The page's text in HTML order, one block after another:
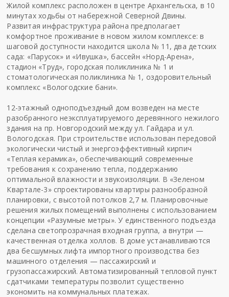
Жилой комплекс расположен в центре Архангельска, в 10
минутах ходьбы от набережной Северной Двины.
Развитая инфраструктура района предполагает
комфортное проживание в новом жилом комплексе: в
шаговой доступности находится школа № 11, два детских
сада: «Парусок» и «Ивушка», бассейн «Норд-Арена»,
стадион «Труд», городская поликлиника № 1 и
стоматологическая поликлиника № 1, оздоровительный
комплекс «Вологодские бани».
12-этажный одноподъездный дом возведен на месте
разобранного неэксплуатируемого деревянного нежилого
здания на пр. Новгородский между ул. Гайдара и ул.
Вологодская. При строительстве использован передовой
экологически чистый и энергоэффективный кирпич
«Теплая керамика», обеспечивающий современные
требования к сохранению тепла, поддержанию
оптимальной влажности и звукоизоляции. В «Зеленом
Квартале-3» спроектированы квартиры разнообразной
планировки, с высотой потолков 2,7 м. Планировочные
решения жилых помещений выполнены с использованием
концепции «Разумные метры». У единственного подъезда
сделана светопрозрачная входная группа, а внутри —
качественная отделка холлов. В доме устанавливаются
два бесшумных лифта импортного производства без
машинного отделения — пассажирский и
грузопассажирский. Автоматизированный тепловой пункт
сдатчиками температуры позволит существенно
экономить на коммунальных платежах.